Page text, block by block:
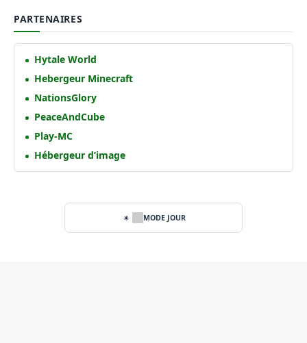
PARTENAIRES
Hytale World
Hebergeur Minecraft
NationsGlory
PeaceAndCube
Play-MC
Hébergeur d’image
MODE JOUR